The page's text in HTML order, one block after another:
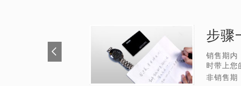
步骤
销售期内
时带上您
非销售期